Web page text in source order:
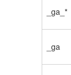
_ga_*
_ga